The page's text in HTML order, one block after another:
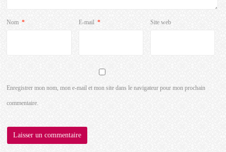
Nom * E-mail * Site web
Enregistrer mon nom, mon e-mail et mon site dans le navigateur pour mon prochain
commentaire.